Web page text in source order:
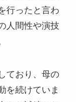
行ったと言わ
人間性や演技
ており、母の
を続けていま